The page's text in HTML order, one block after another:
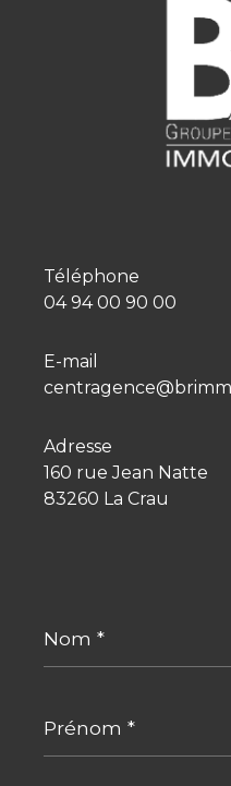
Téléphone
04 94 00 90 00
E-mail
Adresse
160 rue Jean Natte
83260 La Crau
*
*